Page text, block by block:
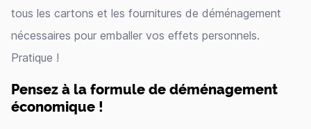
tous les cartons et les fournitures de déménagement
nécessaires pour emballer vos effets personnels.
Pratique !
Pensez à la formule de déménagement
économique !